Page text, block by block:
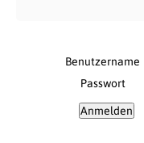
Benutzername
Passwort